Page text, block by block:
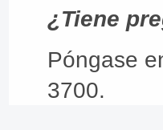
¿Tiene
Póngase
3700.